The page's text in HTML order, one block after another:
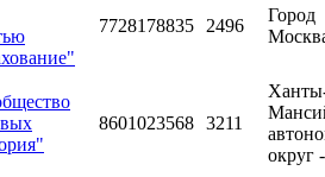
7728178835 2496
Город
8601023568 3211
округ